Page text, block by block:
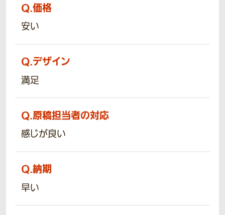
Q.価格
安い
Q.デザイン
満足
Q.原稿担当者の対応
感じが良い
Q.納期
早い